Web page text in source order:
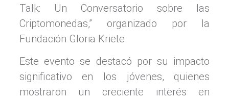
Talk: Un Conversatorio sobre las
Criptomonedas,” organizado por la
Fundación Gloria Kriete.
Este evento se destacó por su impacto
significativo en los jóvenes, quienes
mostraron un creciente interés en